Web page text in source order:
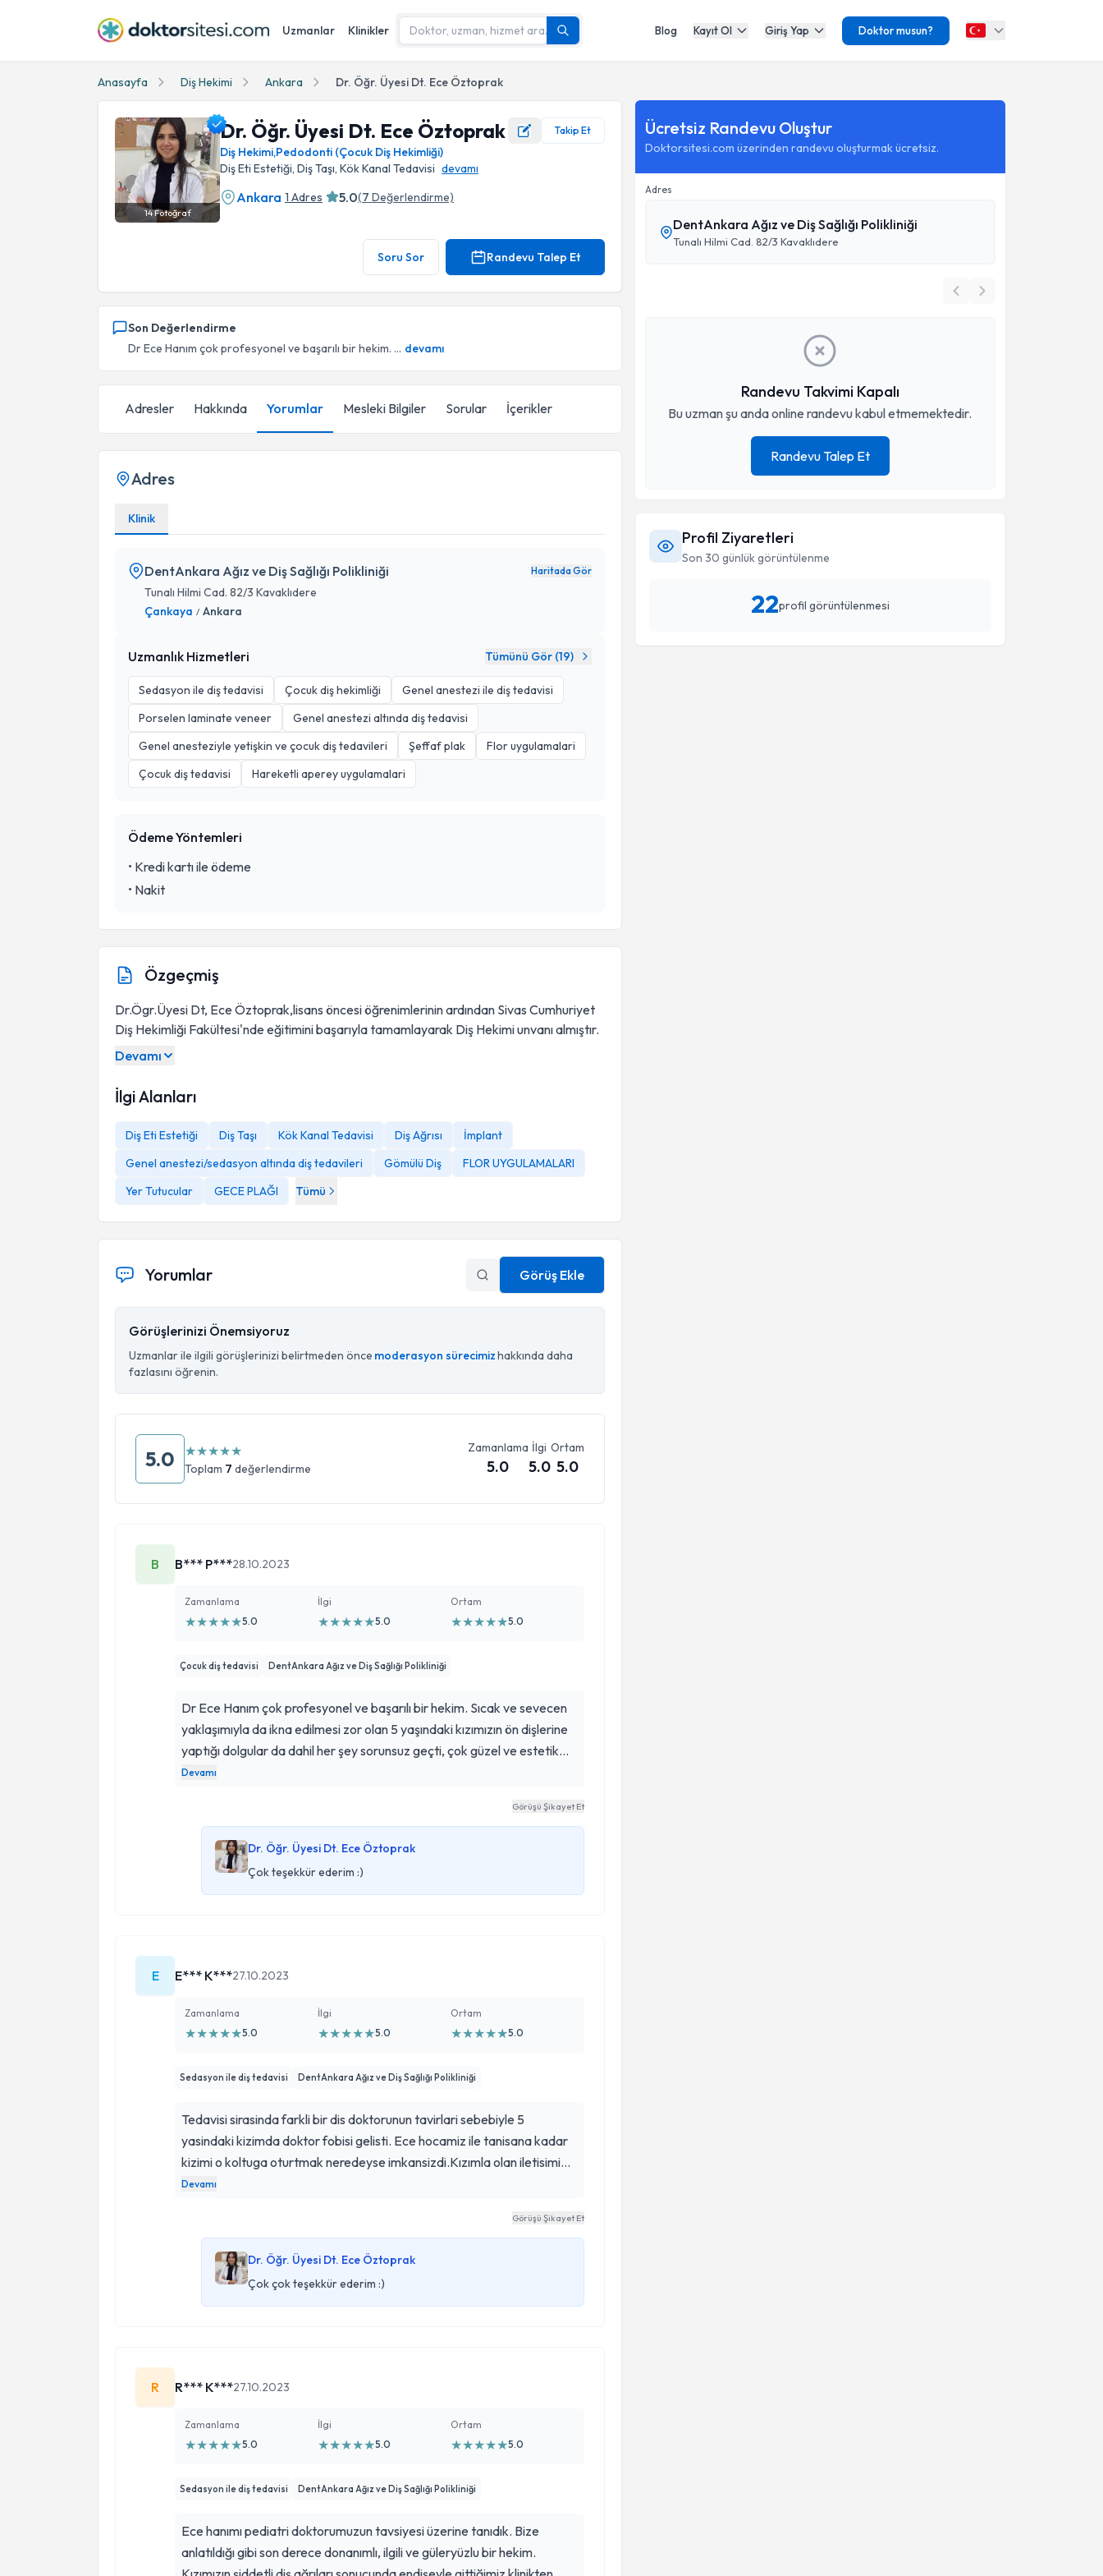
Uzmanlar Klinikler Blog Kayıt Ol Giriş Yap Doktor musun?
Anasayfa Diş Hekimi Ankara Dr. Öğr. Üyesi Dt. Ece Öztoprak
14Fotoğraf
Dr. Öğr. Üyesi Dt. Ece Öztoprak Takip Et
Diş Hekimi,Pedodonti (Çocuk Diş Hekimliği)
Diş Eti Estetiği, Diş Taşı, Kök Kanal Tedavisi devamı
Ankara 1 Adres 5.0(7 Değerlendirme)
Soru Sor Randevu Talep Et
Son Değerlendirme
Dr Ece Hanım çok profesyonel ve başarılı bir hekim. ... devamı
Adresler Hakkında Yorumlar Mesleki Bilgiler Sorular İçerikler
Adres
Klinik
DentAnkara Ağız ve Diş Sağlığı Polikliniği Haritada Gör
Tunalı Hilmi Cad. 82/3 Kavaklıdere
Çankaya / Ankara
Uzmanlık Hizmetleri Tümünü Gör (19)
Sedasyon ile diş tedavisi Çocuk diş hekimliği
Genel anestezi ile diş tedavisi
Porselen laminate veneer
Genel anestezi altında diş tedavisi
Genel anesteziyle yetişkin ve çocuk diş tedavileri
Şeffaf plak
Flor uygulamalari
Çocuk diş tedavisi
Hareketli aperey uygulamalari
Ödeme Yöntemleri
• Kredi kartı ile ödeme
• Nakit
Özgeçmiş
Dr.Ögr.Üyesi Dt, Ece Öztoprak,lisans öncesi öğrenimlerinin ardından Sivas Cumhuriyet
Diş Hekimliği Fakültesi'nde eğitimini başarıyla tamamlayarak Diş Hekimi unvanı almıştır.
Devamı
İlgi Alanları
Diş Eti Estetiği Diş Taşı Kök Kanal Tedavisi Diş Ağrısı
İmplant
Genel anestezi/sedasyon altında diş tedavileri
Gömülü Diş
FLOR UYGULAMALARI
Yer Tutucular
GECE PLAĞI Tümü
Yorumlar Görüş Ekle
Görüşlerinizi Önemsiyoruz
Uzmanlar ile ilgili görüşlerinizi belirtmeden önce moderasyon sürecimizhakkında daha
fazlasını öğrenin.
5.0 ★★★★★
Toplam 7 değerlendirme
Zamanlama
5.0
İlgi
5.0
Ortam
5.0
B B*** P***28.10.2023
Zamanlama
★★★★★5.0
İlgi
★★★★★5.0
Ortam
★★★★★5.0
Çocuk diş tedavisi DentAnkara Ağız ve Diş Sağlığı Polikliniği
Dr Ece Hanım çok profesyonel ve başarılı bir hekim. Sıcak ve sevecen
yaklaşımıyla da ikna edilmesi zor olan 5 yaşındaki kızımızın ön dişlerine
yaptığı dolgular da dahil her şey sorunsuz geçti, çok güzel ve estetik
oldu. Kendisine sonsuz teşekkürler.
Devamı
Görüşü Şikayet Et
Dr. Öğr. Üyesi Dt. Ece Öztoprak
Çok teşekkür ederim :)
E E*** K***27.10.2023
Zamanlama
★★★★★5.0
İlgi
★★★★★5.0
Ortam
★★★★★5.0
Sedasyon ile diş tedavisi DentAnkara Ağız ve Diş Sağlığı Polikliniği
Tedavisi sirasinda farkli bir dis doktorunun tavirlari sebebiyle 5
yasindaki kizimda doktor fobisi gelisti. Ece hocamiz ile tanisana kadar
kizimi o koltuga oturtmak neredeyse imkansizdi.Kızımla olan iletisimi
naif ve bilgili tavirlari hem bizim hem de kizimizin kalbini fethetti.aslinda
ece ablasina tedavi olurdu.Ne yazik ki bizim 10 disimizde sıkıntı olmasi
ve bizim sehir disinda gitgelimizin zor olmasi nedeniyle sedasyonu
tercih ettik.Herzaman iyi ki dedirtti bize.Ece hocamizin bilgisine ilgisine
sonsuz tesekkurler..
Devamı
Görüşü Şikayet Et
Dr. Öğr. Üyesi Dt. Ece Öztoprak
Çok çok teşekkür ederim :)
R R*** K***27.10.2023
Zamanlama
★★★★★5.0
İlgi
★★★★★5.0
Ortam
★★★★★5.0
Sedasyon ile diş tedavisi DentAnkara Ağız ve Diş Sağlığı Polikliniği
Ece hanımı pediatri doktorumuzun tavsiyesi üzerine tanıdık. Bize
anlatıldığı gibi son derece donanımlı, ilgili ve güleryüzlu bir hekim.
Ücretsiz Randevu Oluştur
Doktorsitesi.com üzerinden randevu oluşturmak ücretsiz.
Adres
DentAnkara Ağız ve Diş Sağlığı Polikliniği
Tunalı Hilmi Cad. 82/3 Kavaklıdere
Randevu Takvimi Kapalı
Bu uzman şu anda online randevu kabul etmemektedir.
Randevu Talep Et
Profil Ziyaretleri
Son 30 günlük görüntülenme
22profil görüntülenmesi